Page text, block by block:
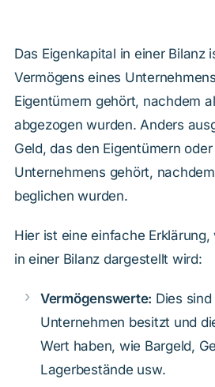
Das Eigenkapital in einer Bilanz
Vermögens eines
Eigentümern gehört, nachdem
abgezogen wurden. Anders
Geld, das den Eigentümern
Unternehmens gehört,
beglichen wurden.
Hier ist eine einfache
in einer Bilanz dargestellt wird:
Vermögenswerte: Dies
Unternehmen besitzt und
Wert haben, wie Bargeld,
Lagerbestände usw.